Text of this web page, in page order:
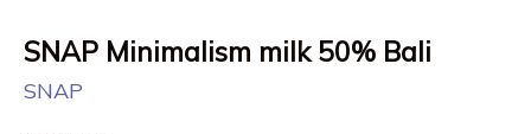
SNAP Minimalism milk 50% Bali
SNAP